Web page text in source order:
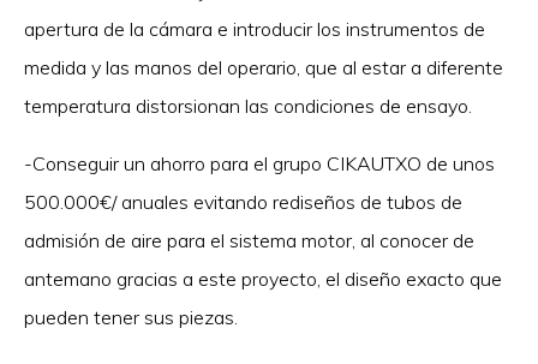
apertura de la cámara e introducir los instrumentos de
medida y las manos del operario, que al estar a diferente
temperatura distorsionan las condiciones de ensayo.
-Conseguir un ahorro para el grupo CIKAUTXO de unos
500.000€/ anuales evitando rediseños de tubos de
admisión de aire para el sistema motor, al conocer de
antemano gracias a este proyecto, el diseño exacto que
pueden tener sus piezas.